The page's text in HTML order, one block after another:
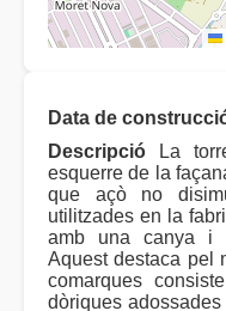
Data de
Descripció La
esquerre de la
que açò no
utilitzades en la
amb una canya i
Aquest destaca pel
comarques
dòriques